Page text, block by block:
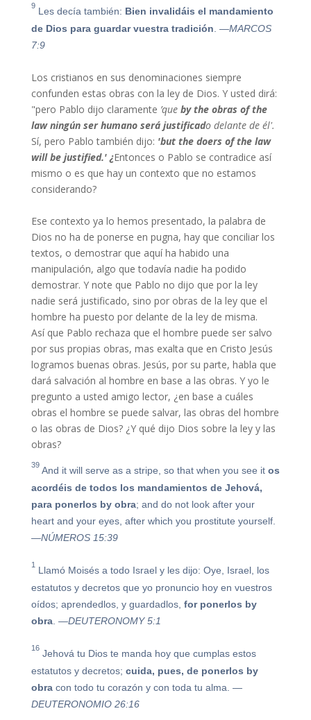
9 Les decía también: Bien invalidáis el mandamiento
de Dios para guardar vuestra tradición —MARCOS
7:9
Los cristianos en sus denominaciones siempre
confunden estas obras con la ley de Dios. Y usted dirá:
"pero Pablo dijo claramente ’que bythe obras ofthe
lawningún ser humano será justificado delante de él'.
Sí, pero Pablo también dijo: 'but the doers of the law
will be justified.' ¿Entonces o Pablo se contradice así
mismo o es que hay un contexto que no estamos
considerando?
Ese contexto ya lo hemos presentado, la palabra de
Dios no ha de ponerse en pugna, hay que conciliar los
textos, o demostrar que aquí ha habido una
manipulación, algo que todavía nadie ha podido
demostrar. Y note que Pablo no dijo que por la ley
nadie será justificado, sino por obras de la ley que el
hombre ha puesto por delante de la ley de misma.
Así que Pablo rechaza que el hombre puede ser salvo
por sus propias obras, mas exalta que en Cristo Jesús
logramos buenas obras. Jesús, por su parte, habla que
dará salvación al hombre en base a las obras. Y yo le
pregunto a usted amigo lector, ¿en base a cuáles
obras el hombre se puede salvar, las obras del hombre
o las obras de Dios? ¿Y qué dijo Dios sobre la ley y las
obras?
39 And it will serve as a stripe, so that when you see it os
acordéis de todos los mandamientos de Jehová,
para ponerlos by obra; and do not look after your
heart and your eyes, after which you prostitute yourself.
—NÚMEROS 15:39
1 Llamó Moisés a todo Israel y les dijo: Oye, Israel, los
estatutos y decretos que yo pronuncio hoy en vuestros
oídos; aprendedlos, y guardadlos, for ponerlos by
obra. —DEUTERONOMY 5:1
16Jehová tu Dios te manda hoy que cumplas estos
estatutos y decretos; cuida, pues, de ponerlos by
obracon todo tu corazón y con toda tu alma. —
DEUTERONOMIO 26:16